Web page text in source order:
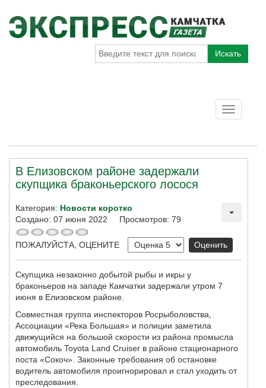
Искать
Toggle
navigation
В Елизовском районе задержали
скупщика браконьерского лосося
Категория: Новости коротко
Создано: 07 июня 2022
Просмотров: 79
ПОЖАЛУЙСТА, ОЦЕНИТЕ
Скупщика незаконно добытой рыбы и икры у
браконьеров на западе Камчатки задержали утром 7
июня в Елизовском районе.
Совместная группа инспекторов Росрыболовства,
Ассоциации «Река Большая» и полиции заметила
движущийся на большой скорости из района промысла
автомобиль Toyota Land Cruiser в районе стационарного
поста «Сокоч». Законные требования об остановке
водитель автомобиля проигнорировал и стал уходить от
преследования.